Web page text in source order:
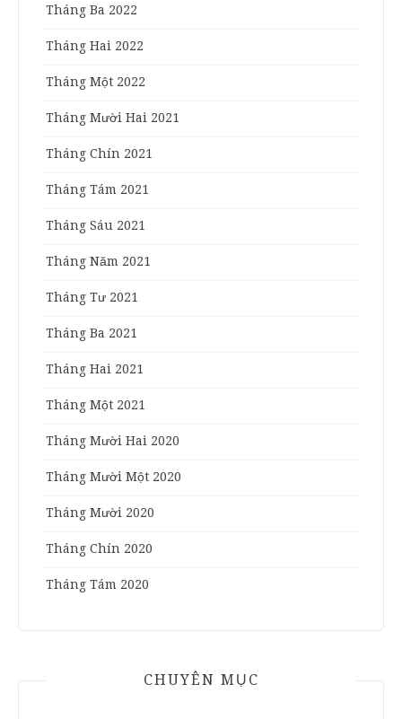
Tháng Ba 2022
Tháng Hai 2022
Tháng Một 2022
Tháng Mười Hai 2021
Tháng Chín 2021
Tháng Tám 2021
Tháng Sáu 2021
Tháng Năm 2021
Tháng Tư 2021
Tháng Ba 2021
Tháng Hai 2021
Tháng Một 2021
Tháng Mười Hai 2020
Tháng Mười Một 2020
Tháng Mười 2020
Tháng Chín 2020
Tháng Tám 2020
CHUYÊN MỤC